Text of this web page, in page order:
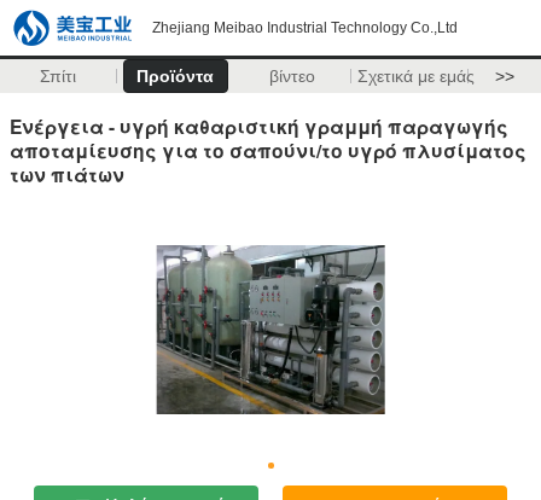
Zhejiang Meibao Industrial Technology Co.,Ltd
Σπίτι Προϊόντα βίντεο Σχετικά με εμάς >>
Ενέργεια - υγρή καθαριστική γραμμή παραγωγής
αποταμίευσης για το σαπούνι/το υγρό πλυσίματος
των πιάτων